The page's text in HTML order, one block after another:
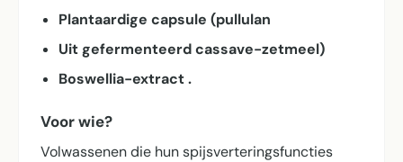
Plantaardige capsule (pullulan
Uit gefermenteerd cassave-zetmeel)
Boswellia-extract .
Voor wie?
Volwassenen die hun spijsverterings­functies